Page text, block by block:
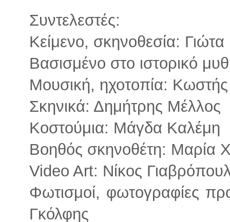
Συντελεστές:
Κείμενο, σκηνοθεσία:
Βασισμένο στο ιστορικό
Μουσική, ηχοτοπία:
Σκηνικά: Δημήτρης Μέλλος
Κοστούμια: Μάγδα Καλέμη
Βοηθός σκηνοθέτη: Μαρία
Video Art: Νίκος
Φωτισμοί, φωτογραφίες
Γκόλφης